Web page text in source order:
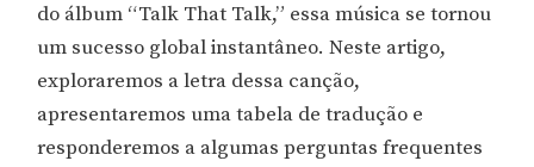
do álbum “Talk That Talk,” essa música se tornou
um sucesso global instantâneo. Neste artigo,
exploraremos a letra dessa canção,
apresentaremos uma tabela de tradução e
responderemos a algumas perguntas frequentes